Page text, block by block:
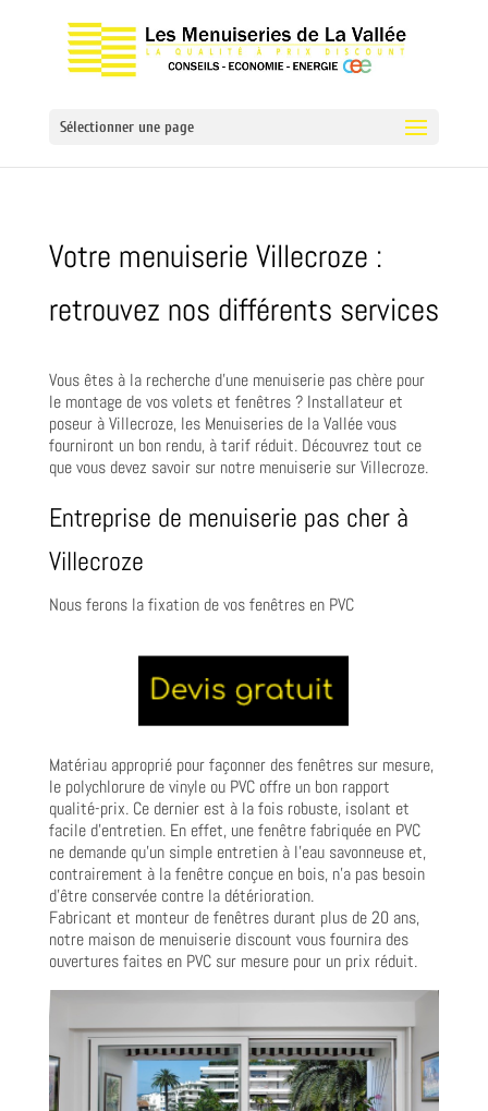
Sélectionner une page
Votre menuiserie Villecroze :
retrouvez nos différents services
Vous êtes à la recherche d’une menuiserie pas chère pour
le montage de vos volets et fenêtres ? Installateur et
poseur à Villecroze, les Menuiseries de la Vallée vous
fourniront un bon rendu, à tarif réduit. Découvrez tout ce
que vous devez savoir sur notre menuiserie sur Villecroze.
Entreprise de menuiserie pas cher à
Villecroze
Nous ferons la fixation de vos fenêtres en PVC
Matériau approprié pour façonner des fenêtres sur mesure,
le polychlorure de vinyle ou PVC offre un bon rapport
qualité-prix. Ce dernier est à la fois robuste, isolant et
facile d’entretien. En effet, une fenêtre fabriquée en PVC
ne demande qu’un simple entretien à l’eau savonneuse et,
contrairement à la fenêtre conçue en bois, n’a pas besoin
d’être conservée contre la détérioration.
Fabricant et monteur de fenêtres durant plus de 20 ans,
notre maison de menuiserie discount vous fournira des
ouvertures faites en PVC sur mesure pour un prix réduit.